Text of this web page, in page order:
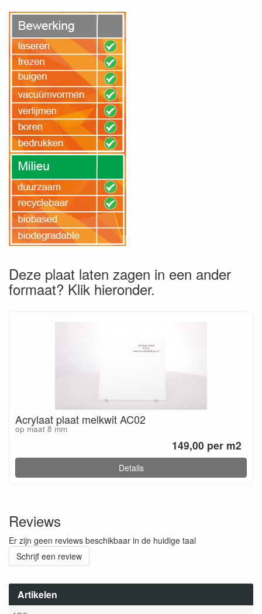
Artikelen
Deze plaat laten zagen in een ander
formaat? Klik hieronder.
Acrylaat plaat melkwit AC02
op maat 8 mm
149,00 per m2
Details
Reviews
Er zijn geen reviews beschikbaar in de huidige taal
Schrijf een review